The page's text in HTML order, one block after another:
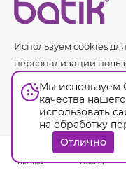
Используем cookies
персонализации
данных.
© Batik. 2026. Все права
Оферта
Мы используем
качества
использовать
на обработку
Отлично
Главная Каталог